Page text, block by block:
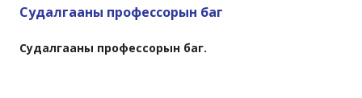
Судалгааны профессорын баг
Судалгааны профессорын баг.